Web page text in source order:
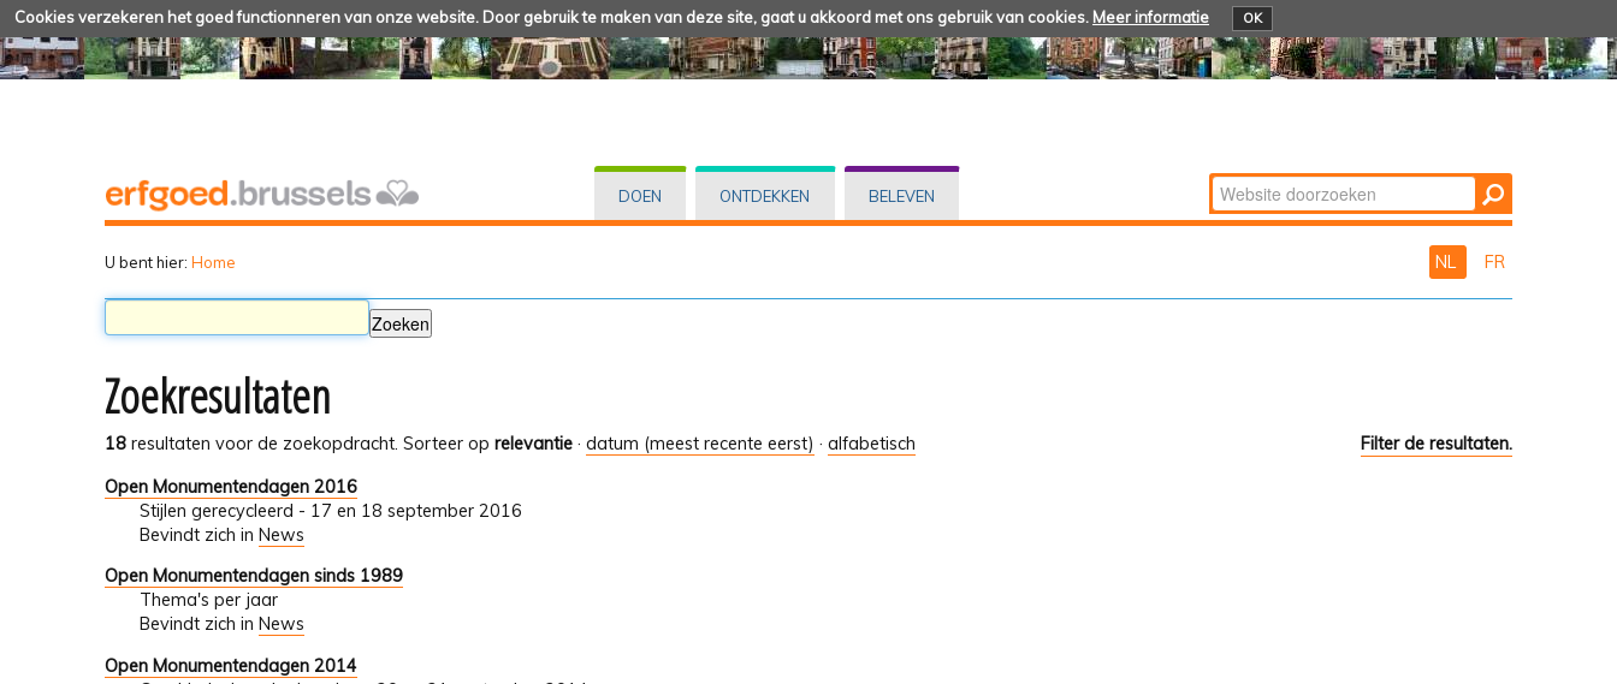
Cookies verzekeren het goed functionneren van onze website. Door gebruik te maken van deze site, gaat u akkoord met ons gebruik van cookies. Meer informatie OK
DOEN ONTDEKKEN BELEVEN Zoek
Geavanceerd
U bent hier: Home NL FR
Zoekresultaten
18 resultaten voor de zoekopdracht. Filter de resultaten.
Sorteer op relevantie · datum (meest recente eerst) · alfabetisch
Open Monumentendagen 2016
Stijlen gerecycleerd - 17 en 18 september 2016
Bevindt zich in News
Open Monumentendagen sinds 1989
Thema's per jaar
Bevindt zich in News
Open Monumentendagen 2014